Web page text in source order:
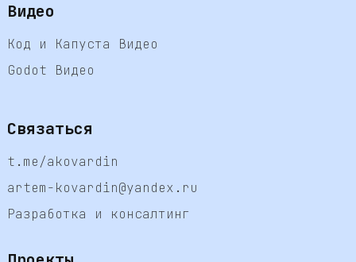
Видео
Код и Капуста Видео
Godot Видео
Связаться
t.me/akovardin
artem-kovardin@yandex.ru
Разработка и консалтинг